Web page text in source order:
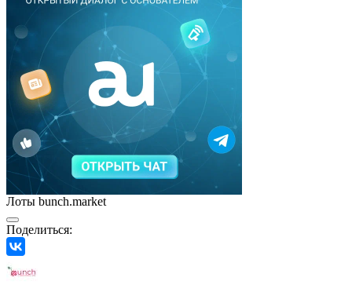
Лоты bunch.market
Поделиться: